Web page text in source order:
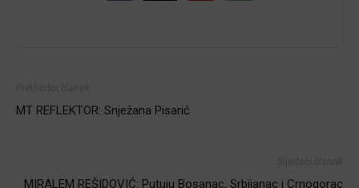
MT REFLEKTOR: Snježana Pisarić
MIRALEM REŠIDOVIĆ: Putuju Bosanac, Srbijanac i Crnogorac